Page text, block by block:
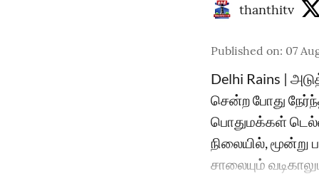
thanthitv
Published on: 07
Delhi Rains |
சென்ற போது
பொதுமக்கள்
நிலையில், மூன்று
சாலையும்